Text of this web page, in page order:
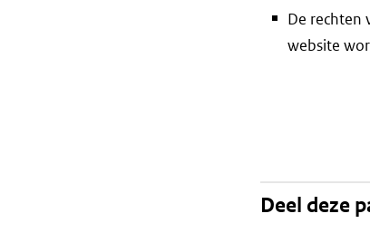
De rechten
website
Deel deze